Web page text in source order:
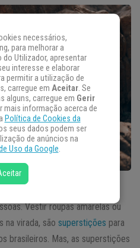
muito presentes em rituais
Vestir roupas amarelas ou
na virada, são superstições para
brasileiros. Mas, as superstições
necessários,
para melhorar a
do Utilizador, apresentar
interesse e elaborar
permitir a utilização de
carregue em Aceitar. Se
alguns, carregue em Gerir
mais informação acerca de
Política de Cookies da
seus dados podem ser
de anúncios na
Uso da Google.